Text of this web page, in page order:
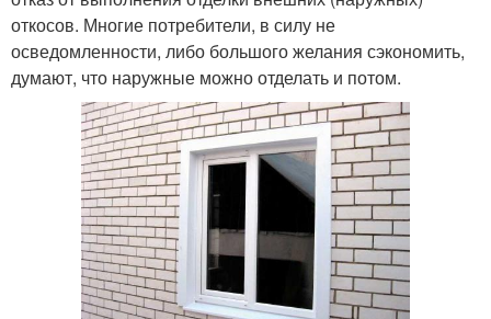
откосов. Многие потребители, в силу не
осведомленности, либо большого желания сэкономить,
думают, что наружные можно отделать и потом.